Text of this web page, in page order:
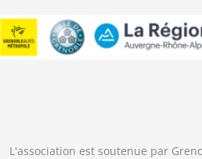
L'association est soutenue par